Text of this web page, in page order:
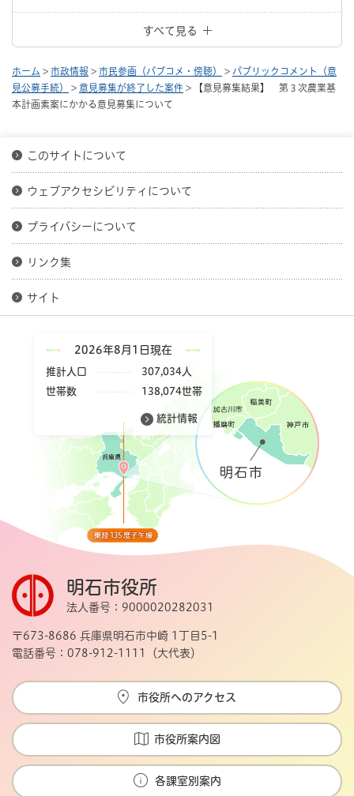
すべて見る
ホーム > 市政情報 > 市民参画（パブコメ・傍聴） > パブリックコメント（意
見公募手続）
> 意見募集が終了した案件 > 【意見募集結果】 第３次農業基
本計画素案にかかる意見募集について
このサイトについて
ウェブアクセシビリティについて
プライバシーについて
リンク集
サイト
2026年8月1日現在
推計人口
307,034人
世帯数
138,074世帯
統計情報
明石市役所
法人番号：9000020282031
〒673-8686 兵庫県明石市中崎 1丁目5-1
電話番号：078-912-1111（大代表）
市役所へのアクセス
市役所案内図
各課室別案内